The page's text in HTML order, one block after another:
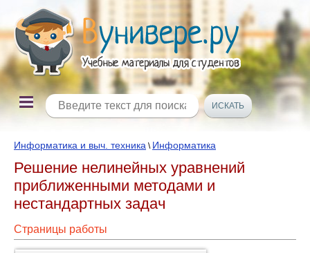
Информатика и выч. техника \ Информатика
Решение нелинейных уравнений
приближенными методами и
нестандартных задач
Страницы работы